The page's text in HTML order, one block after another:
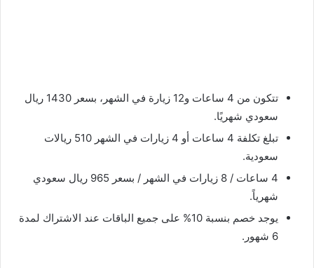
تتكون من 4 ساعات و12 زيارة في الشهر، بسعر 1430 ريال
سعودي شهريًا.
تبلغ تكلفة 4 ساعات أو 4 زيارات في الشهر 510 ريالات
سعودية.
4 ساعات / 8 زيارات في الشهر / بسعر 965 ريال سعودي
شهرياً.
يوجد خصم بنسبة 10% على جميع الباقات عند الاشتراك لمدة
6 شهور.